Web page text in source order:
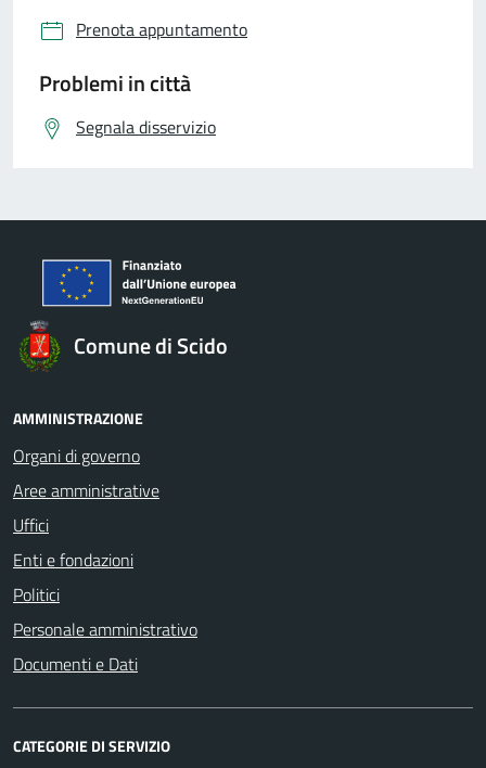
Prenota appuntamento
Problemi in città
Segnala disservizio
Comune di Scido
AMMINISTRAZIONE
Organi di governo
Aree amministrative
Uffici
Enti e fondazioni
Politici
Personale amministrativo
Documenti e Dati
CATEGORIE DI SERVIZIO